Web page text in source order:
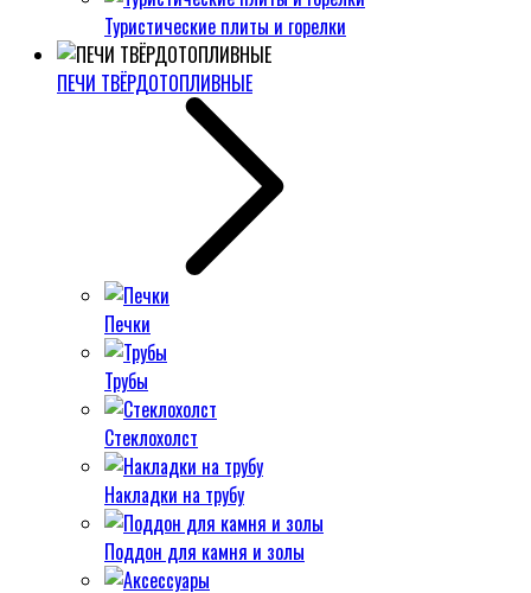
Туристические плиты и горелки
ПЕЧИ ТВЁРДОТОПЛИВНЫЕ
Печки
Трубы
Стеклохолст
Накладки на трубу
Поддон для камня и золы